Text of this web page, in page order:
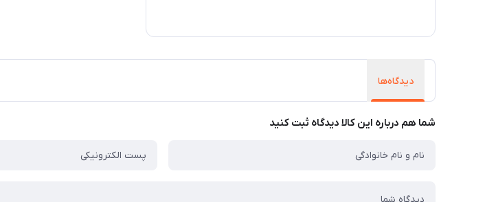
دیدگاه‌ها
شما هم درباره این کالا دیدگاه ثبت کنید